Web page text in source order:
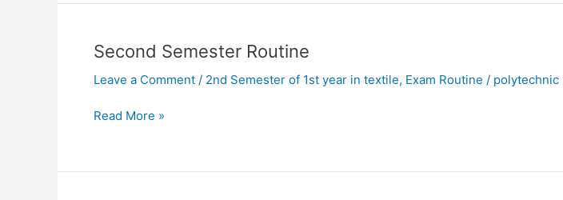
প্রকাশ
Second Semester Routine
Leave a Comment / 2nd Semester of 1st year in textile, Exam Routine / polytechnic
Second
Routine
Read More »